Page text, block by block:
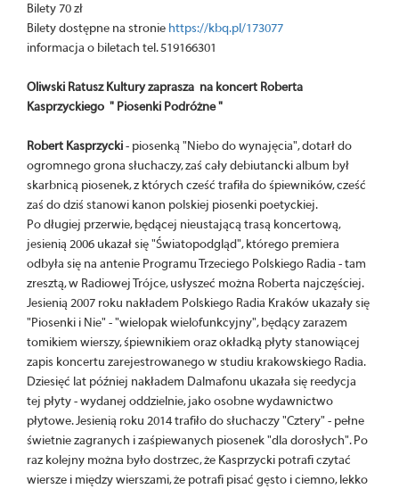
Bilety 70 zł
Bilety dostępne na stronie https://kbq.pl/173077
informacja o biletach tel. 519166301
Oliwski Ratusz Kultury zaprasza na koncert Roberta
Kasprzyckiego " Piosenki Podróżne "
Robert Kasprzycki- piosenką "Niebo do wynajęcia", dotarł do
ogromnego grona słuchaczy, zaś cały debiutancki album był
skarbnicą piosenek, z których cześć trafiła do śpiewników, cześć
zaś do dziś stanowi kanon polskiej piosenki poetyckiej.
Po długiej przerwie, będącej nieustającą trasą koncertową,
jesienią 2006 ukazał się "Światopodgląd", którego premiera
odbyła się na antenie Programu Trzeciego Polskiego Radia - tam
zresztą, w Radiowej Trójce, usłyszeć można Roberta najczęściej.
Jesienią 2007 roku nakładem Polskiego Radia Kraków ukazały się
"Piosenki i Nie" - "wielopak wielofunkcyjny", będący zarazem
tomikiem wierszy, śpiewnikiem oraz okładką płyty stanowiącej
zapis koncertu zarejestrowanego w studiu krakowskiego Radia.
Dziesięć lat później nakładem Dalmafonu ukazała się reedycja
tej płyty - wydanej oddzielnie, jako osobne wydawnictwo
płytowe. Jesienią roku 2014 trafiło do słuchaczy "Cztery" - pełne
świetnie zagranych i zaśpiewanych piosenek "dla dorosłych". Po
raz kolejny można było dostrzec, że Kasprzycki potrafi czytać
wiersze i między wierszami, że potrafi pisać gęsto i ciemno, lekko